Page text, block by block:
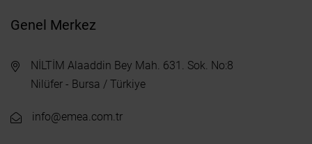
Genel Merkez
NİLTİM Alaaddin Bey Mah. 631. Sok. No:8
Nilüfer - Bursa / Türkiye
info@emea.com.tr